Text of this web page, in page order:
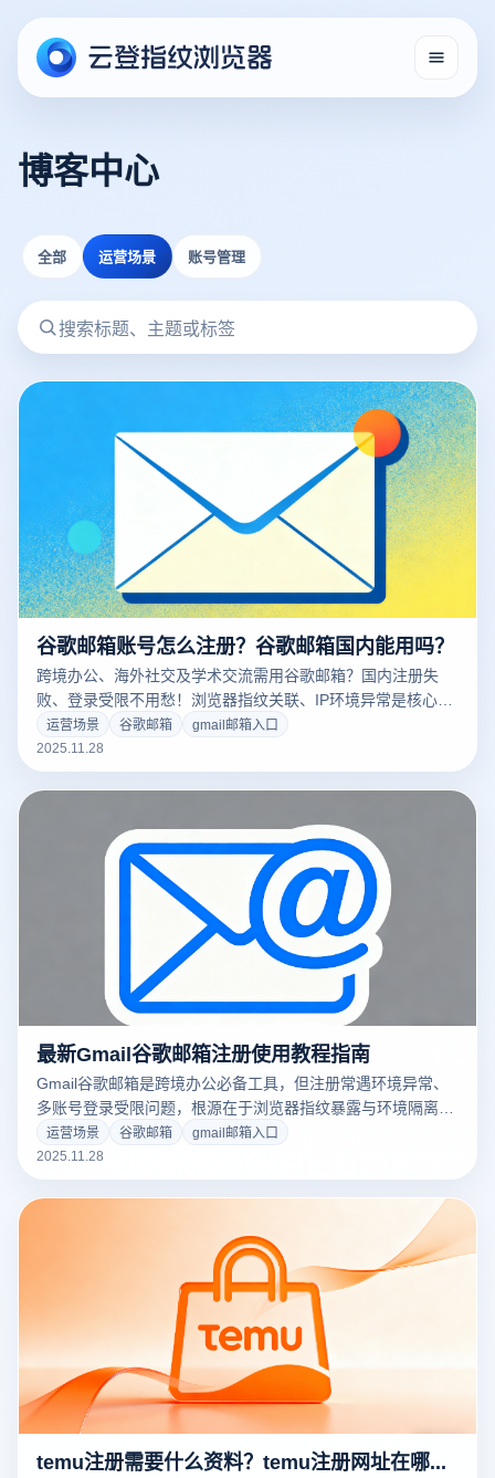
博客中心
全部 运营场景 账号管理
谷歌邮箱账号怎么注册？谷歌邮箱国内能用吗？
跨境办公、海外社交及学术交流需用谷歌邮箱？国内注册失
败、登录受限不用愁！浏览器指纹关联、IP环境异常是核心障
碍，本文结合云登指纹浏览器功能，教你谷歌邮箱注册技巧，
助力国内用户顺畅使用Gmail。
运营场景 谷歌邮箱
gmail邮箱入口
2025.11.28
最新Gmail谷歌邮箱注册使用教程指南
Gmail谷歌邮箱是跨境办公必备工具，但注册常遇环境异常、
多账号登录受限问题，根源在于浏览器指纹暴露与环境隔离不
足。云登指纹浏览器可精准解决，本文带来结合其功能的
Gmail完整注册使用方案。
运营场景 谷歌邮箱
gmail邮箱入口
2025.11.28
temu注册需要什么资料？temu注册网址在哪里？